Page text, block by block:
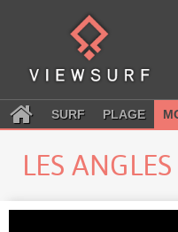
SURF PLAGE
LES ANGLES